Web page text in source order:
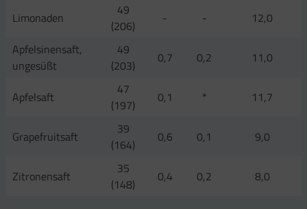
Limonaden
49
(206)
- -
12,0
Apfelsinensaft,
ungesüßt
49
(203)
0,7 0,2 11,0
Apfelsaft
47
(197)
0,1 * 11,7
Grapefruitsaft
39
(164)
0,6 0,1 9,0
Zitronensaft
35
(148)
0,4 0,2 8,0